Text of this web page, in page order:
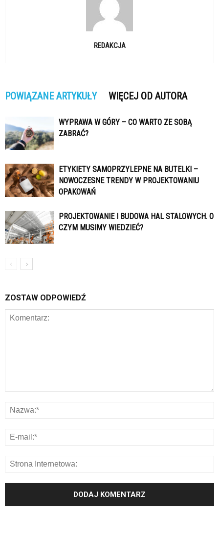
REDAKCJA
POWIĄZANE ARTYKUŁY WIĘCEJ OD AUTORA
WYPRAWA W GÓRY – CO WARTO ZE SOBĄ
ZABRAĆ?
ETYKIETY SAMOPRZYLEPNE NA BUTELKI –
NOWOCZESNE TRENDY W PROJEKTOWANIU
OPAKOWAŃ
PROJEKTOWANIE I BUDOWA HAL STALOWYCH. O
CZYM MUSIMY WIEDZIEĆ?
ZOSTAW ODPOWIEDŹ